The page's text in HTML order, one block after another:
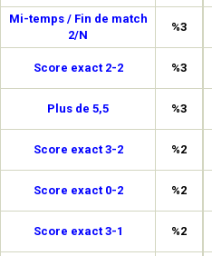
Mi-temps / Fin de match
2/N
%3
Score exact 2-2 %3
Plus de 5,5 %3
Score exact 3-2 %2
Score exact 0-2 %2
Score exact 3-1 %2